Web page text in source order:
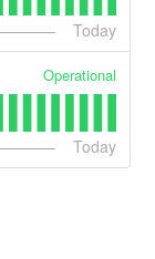
Today
Operational
Today